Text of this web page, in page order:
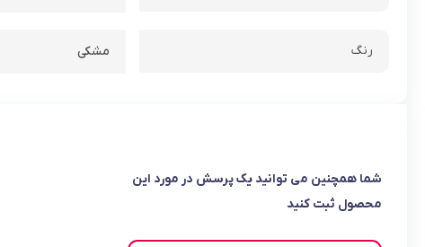
رنگ مشکی
شما همچنین می توانید یک پرسش در مورد این
محصول ثبت کنید